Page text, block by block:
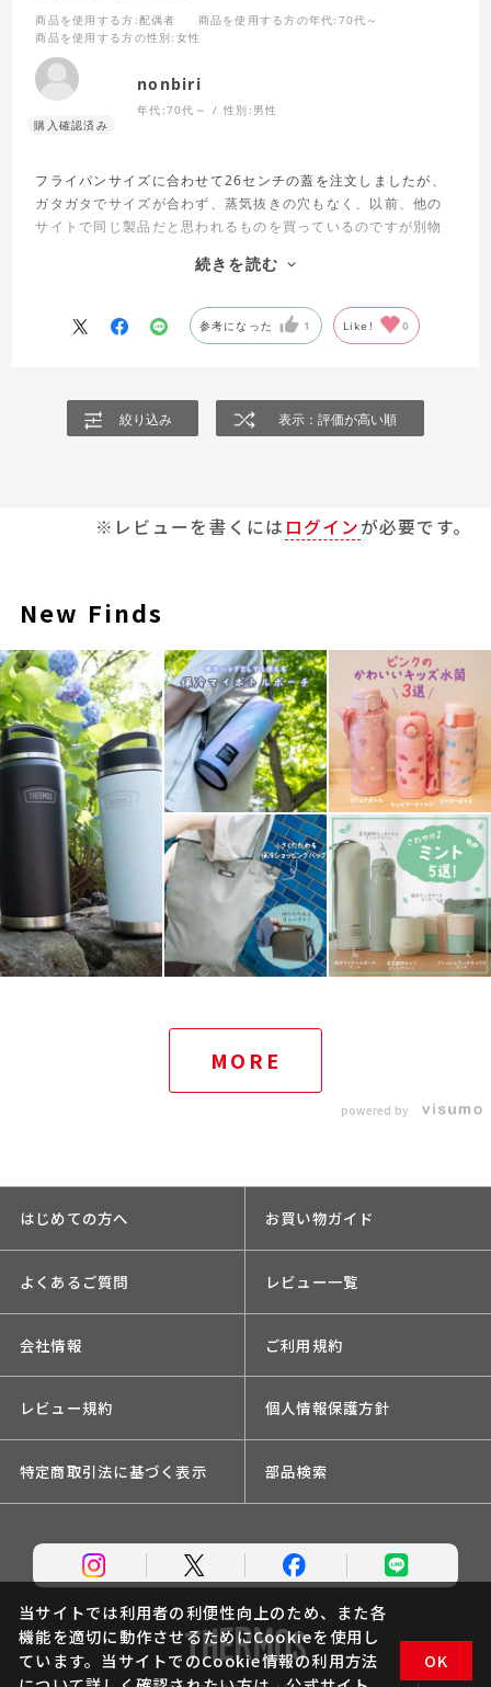
商品を使用する方 :配偶者 商品を使用する方の年代 :70代～
商品を使用する方の性別:女性
nonbiri
年代:70代～ 性別: 男性
フライパンサイズに合わせて26センチの蓋を注文しましたが、
ガタガタでサイズが合わず、蒸気抜きの穴もなく、以前、他の
サイトで同じ製品だと思われるものを買っているのですが別物
商品ページの何処かには其の旨の表記があったかもしれません
続きを読む
参考になった 1 Like! 0
絞り込み 表示：評価が高い順
※レビューを書くには ログインが必要です。
New Finds
MORE
powered by
はじめての方へ お買い物ガイド
よくあるご質問 レビュー一覧
会社情報 ご利用規約
レビュー規約 個人情報保護方針
特定商取引法に基づく表示 部品検索
当サイトでは利用者の利便性向上のため、また各
機能を適切に動作させるためにCookieを使用し
ています。当サイトでのCookie情報の利用方法
OK